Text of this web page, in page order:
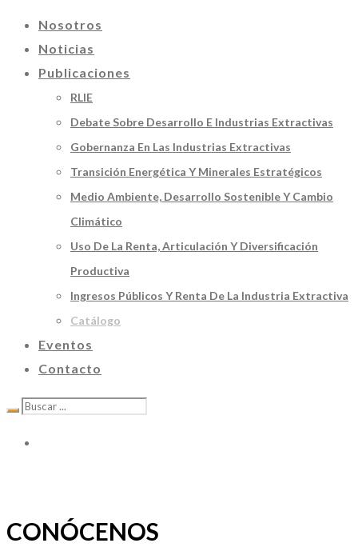
Nosotros
Noticias
Publicaciones
RLIE
Debate Sobre Desarrollo E Industrias Extractivas
Gobernanza En Las Industrias Extractivas
Transición Energética Y Minerales Estratégicos
Medio Ambiente, Desarrollo Sostenible Y Cambio
Climático
Uso De La Renta, Articulación Y Diversificación
Productiva
Ingresos Públicos Y Renta De La Industria Extractiva
Catálogo
Eventos
Contacto
CONÓCENOS